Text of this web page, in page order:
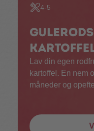
4-5
Lav din egen
kartoffel. En nem
måneder og